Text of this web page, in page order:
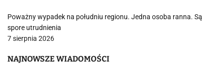
Poważny wypadek na południu regionu. Jedna osoba ranna. Są
spore utrudnienia
7 sierpnia 2026
NAJNOWSZE WIADOMOŚCI